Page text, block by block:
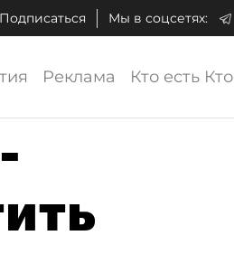
Подписаться Мы в соцсетях:
Реклама Кто есть Кто